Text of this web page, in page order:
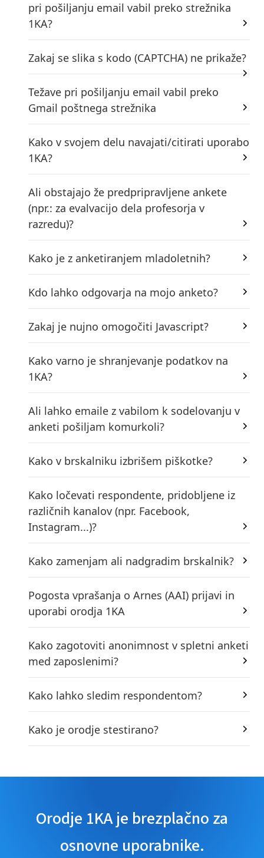
pri pošiljanju email vabil preko strežnika
1KA?
Zakaj se slika s kodo (CAPTCHA) ne prikaže?
Težave pri pošiljanju email vabil preko
Gmail poštnega strežnika
Kako v svojem delu navajati/citirati uporabo
1KA?
Ali obstajajo že predpripravljene ankete
(npr.: za evalvacijo dela profesorja v
razredu)?
Kako je z anketiranjem mladoletnih?
Kdo lahko odgovarja na mojo anketo?
Zakaj je nujno omogočiti Javascript?
Kako varno je shranjevanje podatkov na
1KA?
Ali lahko emaile z vabilom k sodelovanju v
anketi pošiljam komurkoli?
Kako v brskalniku izbrišem piškotke?
Kako ločevati respondente, pridobljene iz
različnih kanalov (npr. Facebook,
Instagram...)?
Kako zamenjam ali nadgradim brskalnik?
Pogosta vprašanja o Arnes (AAI) prijavi in
uporabi orodja 1KA
Kako zagotoviti anonimnost v spletni anketi
med zaposlenimi?
Kako lahko sledim respondentom?
Kako je orodje stestirano?
Orodje 1KA je brezplačno za
osnovne uporabnike.